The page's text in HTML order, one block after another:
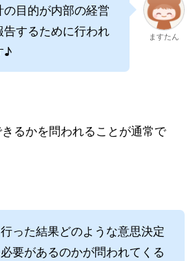
目的が内部の経営
するために行われ
♪
ますたん
るかを問われることが通常で
った結果どのような意思決定
要があるのかが問われてくる